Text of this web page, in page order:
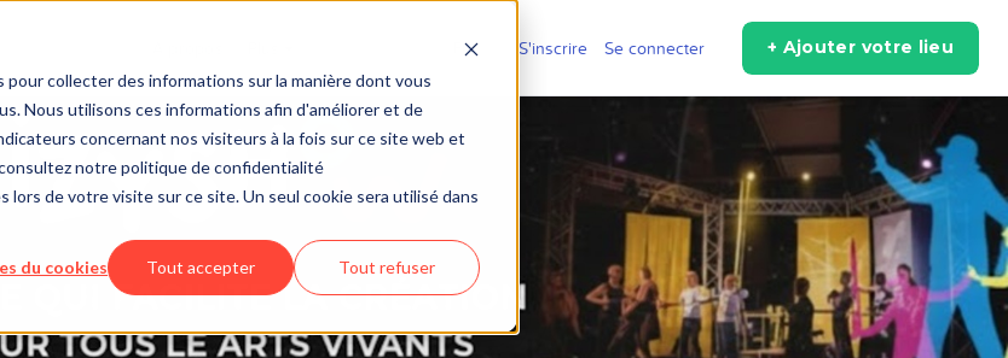
collecter des informations sur la manière dont vous
Nous utilisons ces informations afin d'améliorer et de
concernant nos visiteurs à la fois sur ce site web et
notre politique de confidentialité
de votre visite sur ce site. Un seul cookie sera utilisé dans
du cookies Tout accepter Tout refuser
fr S'inscrire Se connecter + Ajouter votre lieu